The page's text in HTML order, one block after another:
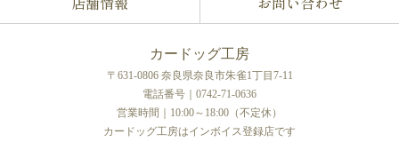
す。
・お客様からのお問い合わせに回答するため
・お客様からご依頼いただいたサービスを提供するため
・当店のサービス向上・改善を検討する分析を行うため
（Cookie情報の取得について）
カードッグ工房
〒631-0806 奈良県奈良市朱雀1丁目7-11
電話番号｜0742-71-0636
営業時間｜10:00～18:00（不定休）
カードッグ工房はインボイス登録店です